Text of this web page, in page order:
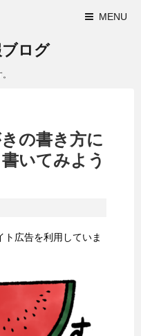
MENU
ログ
の書き方に
いてみよう
広告を利用していま